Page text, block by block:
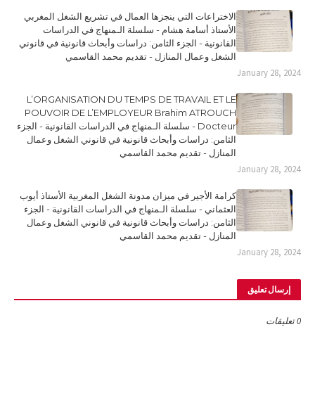
الاختراعات التي ينجزها العمال في تشريع الشغل المغربي
الأستاذ أسامة هشام - سلسلة الـمنهاج في الدراسات
القانونية - الجزء الثامن: دراسات وأبحاث قانونية في قانوني
الشغل وعمال المنازل - تقديم محمد القاسمي
January 28, 2024
L’ORGANISATION DU TEMPS DE TRAVAIL ET LE
POUVOIR DE L’EMPLOYEUR Brahim ATROUCH
Docteur - سلسلة الـمنهاج في الدراسات القانونية - الجزء
الثامن: دراسات وأبحاث قانونية في قانوني الشغل وعمال
المنازل - تقديم محمد القاسمي
January 28, 2024
كرامة الأجير في ميزان مدونة الشغل المغربية الأستاذ أيوب
العثماني - سلسلة الـمنهاج في الدراسات القانونية - الجزء
الثامن: دراسات وأبحاث قانونية في قانوني الشغل وعمال
المنازل - تقديم محمد القاسمي
January 28, 2024
إرسال تعليق
0 تعليقات